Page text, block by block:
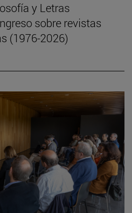
y Letras
sobre revistas
(1976-2026)